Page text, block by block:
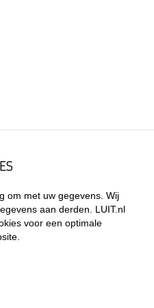
om met uw gegevens. Wij
aan derden. LUIT.nl
voor een optimale